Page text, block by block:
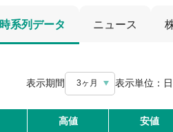
時系列データ ニュース
表示期間 3ヶ月 表示単位： 日
高値 安値